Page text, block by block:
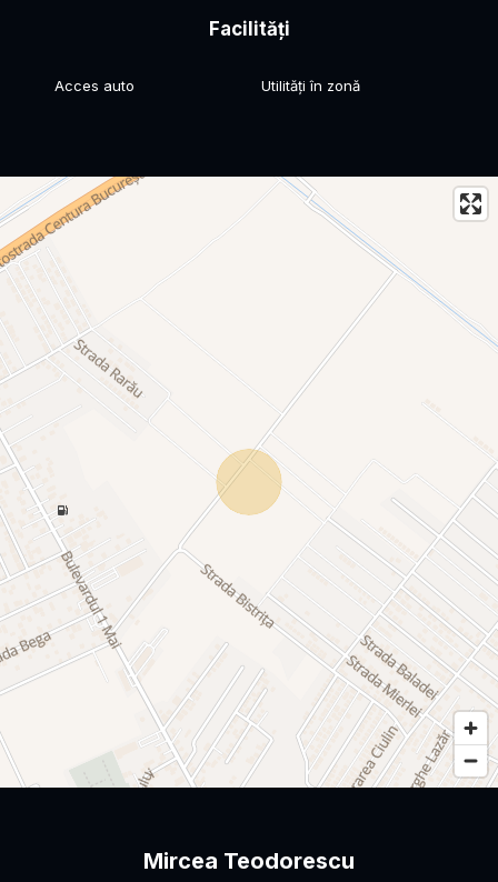
Facilități
Acces auto Utilități în zonă
Mircea Teodorescu